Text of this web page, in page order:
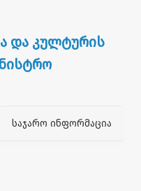
და კულტურის
საჯარო ინფორმაცია